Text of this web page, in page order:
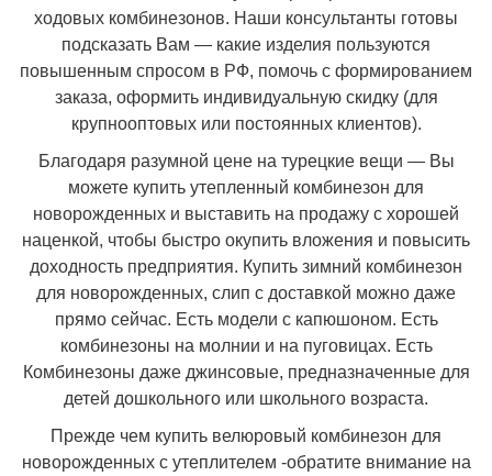
ходовых комбинезонов. Наши консультанты готовы
подсказать Вам — какие изделия пользуются
повышенным спросом в РФ, помочь с формированием
заказа, оформить индивидуальную скидку (для
крупнооптовых или постоянных клиентов).
Благодаря разумной цене на турецкие вещи — Вы
можете купить утепленный комбинезон для
новорожденных и выставить на продажу с хорошей
наценкой, чтобы быстро окупить вложения и повысить
доходность предприятия. Купить зимний комбинезон
для новорожденных, слип с доставкой можно даже
прямо сейчас. Есть модели с капюшоном. Есть
комбинезоны на молнии и на пуговицах. Есть
Комбинезоны даже джинсовые, предназначенные для
детей дошкольного или школьного возраста.
Прежде чем купить велюровый комбинезон для
новорожденных с утеплителем -обратите внимание на